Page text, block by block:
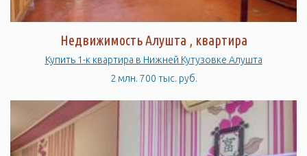
Недвижимость Алушта , квартира
Купить 1-к квартира в Нижней Кутузовке Алушта
2 млн. 700 тыс. руб.